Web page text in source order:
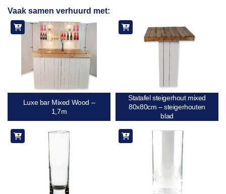
verlanglijst
Vaak samen verhuurd met:
Luxe bar Mixed Wood –
1,7m
Statafel steigerhout mixed
80x80cm – steigerhouten
blad